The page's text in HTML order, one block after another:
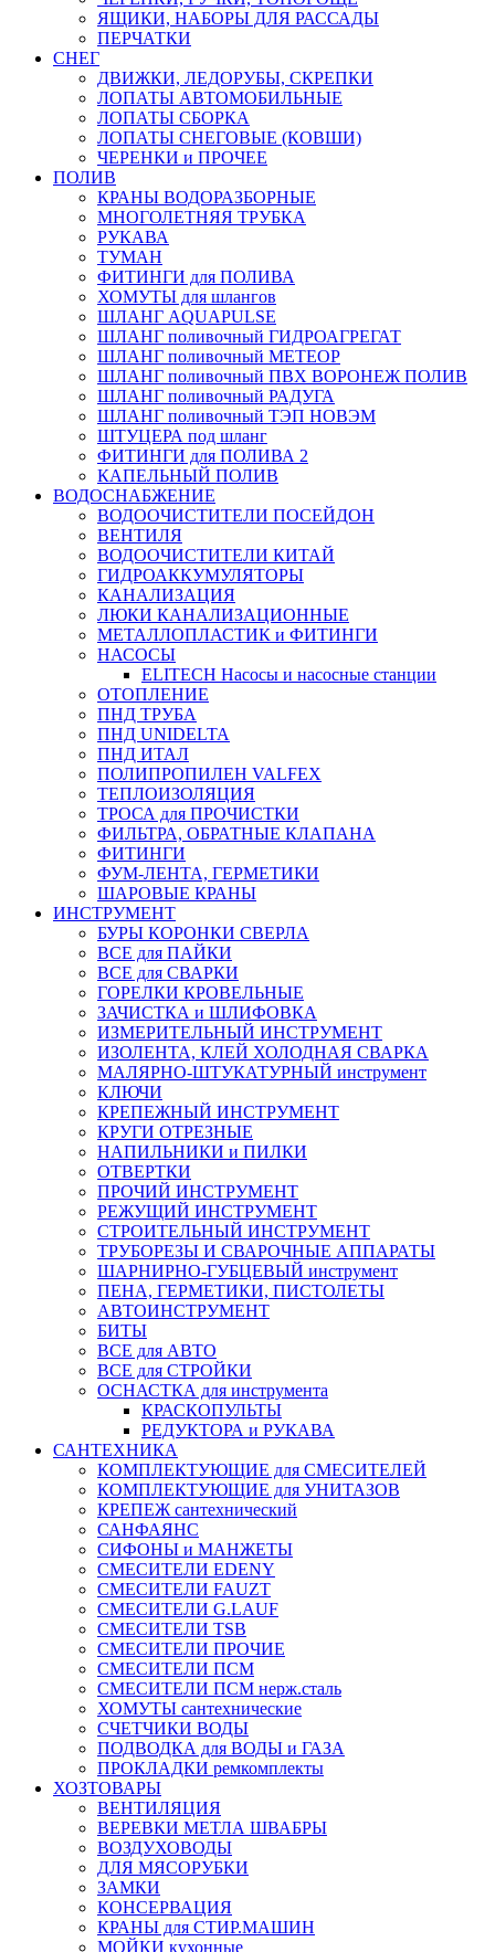
ЯЩИКИ, НАБОРЫ ДЛЯ РАССАДЫ
ПЕРЧАТКИ
СНЕГ
ДВИЖКИ, ЛЕДОРУБЫ, СКРЕПКИ
ЛОПАТЫ АВТОМОБИЛЬНЫЕ
ЛОПАТЫ СБОРКА
ЛОПАТЫ СНЕГОВЫЕ (КОВШИ)
ЧЕРЕНКИ и ПРОЧЕЕ
ПОЛИВ
КРАНЫ ВОДОРАЗБОРНЫЕ
МНОГОЛЕТНЯЯ ТРУБКА
РУКАВА
ТУМАН
ФИТИНГИ для ПОЛИВА
ХОМУТЫ для шлангов
ШЛАНГ AQUAPULSE
ШЛАНГ поливочный ГИДРОАГРЕГАТ
ШЛАНГ поливочный МЕТЕОР
ШЛАНГ поливочный ПВХ ВОРОНЕЖ ПОЛИВ
ШЛАНГ поливочный РАДУГА
ШЛАНГ поливочный ТЭП НОВЭМ
ШТУЦЕРА под шланг
ФИТИНГИ для ПОЛИВА 2
КАПЕЛЬНЫЙ ПОЛИВ
ВОДОСНАБЖЕНИЕ
ВОДООЧИСТИТЕЛИ ПОСЕЙДОН
ВЕНТИЛЯ
ВОДООЧИСТИТЕЛИ КИТАЙ
ГИДРОАККУМУЛЯТОРЫ
КАНАЛИЗАЦИЯ
ЛЮКИ КАНАЛИЗАЦИОННЫЕ
МЕТАЛЛОПЛАСТИК и ФИТИНГИ
НАСОСЫ
ELITECH Насосы и насосные станции
ОТОПЛЕНИЕ
ПНД ТРУБА
ПНД UNIDELTA
ПНД ИТАЛ
ПОЛИПРОПИЛЕН VALFEX
ТЕПЛОИЗОЛЯЦИЯ
ТРОСА для ПРОЧИСТКИ
ФИЛЬТРА, ОБРАТНЫЕ КЛАПАНА
ФИТИНГИ
ФУМ-ЛЕНТА, ГЕРМЕТИКИ
ШАРОВЫЕ КРАНЫ
ИНСТРУМЕНТ
БУРЫ КОРОНКИ СВЕРЛА
ВСЕ для ПАЙКИ
ВСЕ для СВАРКИ
ГОРЕЛКИ КРОВЕЛЬНЫЕ
ЗАЧИСТКА и ШЛИФОВКА
ИЗМЕРИТЕЛЬНЫЙ ИНСТРУМЕНТ
ИЗОЛЕНТА, КЛЕЙ ХОЛОДНАЯ СВАРКА
МАЛЯРНО-ШТУКАТУРНЫЙ инструмент
КЛЮЧИ
КРЕПЕЖНЫЙ ИНСТРУМЕНТ
КРУГИ ОТРЕЗНЫЕ
НАПИЛЬНИКИ и ПИЛКИ
ОТВЕРТКИ
ПРОЧИЙ ИНСТРУМЕНТ
РЕЖУЩИЙ ИНСТРУМЕНТ
СТРОИТЕЛЬНЫЙ ИНСТРУМЕНТ
ТРУБОРЕЗЫ И СВАРОЧНЫЕ АППАРАТЫ
ШАРНИРНО-ГУБЦЕВЫЙ инструмент
ПЕНА, ГЕРМЕТИКИ, ПИСТОЛЕТЫ
АВТОИНСТРУМЕНТ
БИТЫ
ВСЕ для АВТО
ВСЕ для СТРОЙКИ
ОСНАСТКА для инструмента
КРАСКОПУЛЬТЫ
РЕДУКТОРА и РУКАВА
САНТЕХНИКА
КОМПЛЕКТУЮЩИЕ для СМЕСИТЕЛЕЙ
КОМПЛЕКТУЮЩИЕ для УНИТАЗОВ
КРЕПЕЖ сантехнический
САНФАЯНС
СИФОНЫ и МАНЖЕТЫ
СМЕСИТЕЛИ EDENY
СМЕСИТЕЛИ FAUZT
СМЕСИТЕЛИ G.LAUF
СМЕСИТЕЛИ TSB
СМЕСИТЕЛИ ПРОЧИЕ
СМЕСИТЕЛИ ПСМ
СМЕСИТЕЛИ ПСМ нерж.сталь
ХОМУТЫ сантехнические
СЧЕТЧИКИ ВОДЫ
ПОДВОДКА для ВОДЫ и ГАЗА
ПРОКЛАДКИ ремкомплекты
ХОЗТОВАРЫ
ВЕНТИЛЯЦИЯ
ВЕРЕВКИ МЕТЛА ШВАБРЫ
ВОЗДУХОВОДЫ
ДЛЯ МЯСОРУБКИ
ЗАМКИ
КОНСЕРВАЦИЯ
КРАНЫ для СТИР.МАШИН
МОЙКИ кухонные